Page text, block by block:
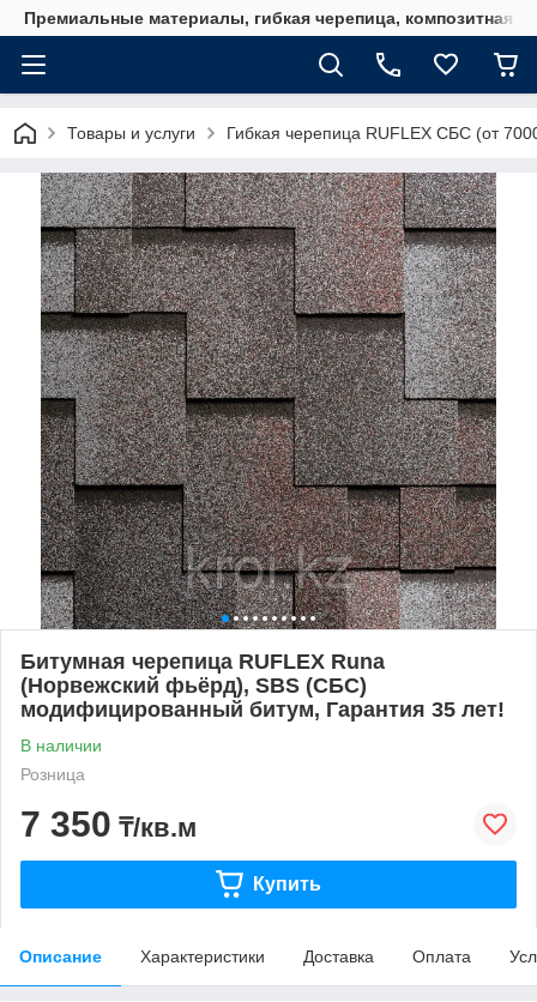
Премиальные материалы, гибкая черепица, композитная
Товары и услуги Гибкая черепица RUFLEX СБС (от
Битумная черепица RUFLEX Runa
(Норвежский фьёрд), SBS (СБС)
модифицированный битум, Гарантия 35 лет!
В наличии
Розница
7 350 ₸/кв.м
Купить
Описание Характеристики Доставка Оплата